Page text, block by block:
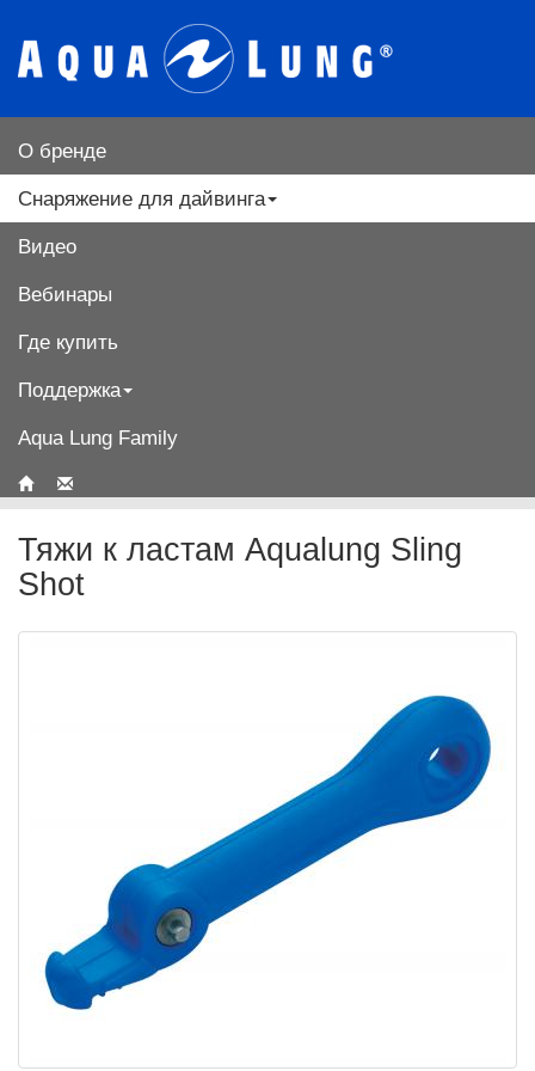
О бренде
Снаряжение для дайвинга
Видео
Вебинары
Где купить
Поддержка
Aqua Lung Family
Тяжи к ластам Aqualung Sling
Shot